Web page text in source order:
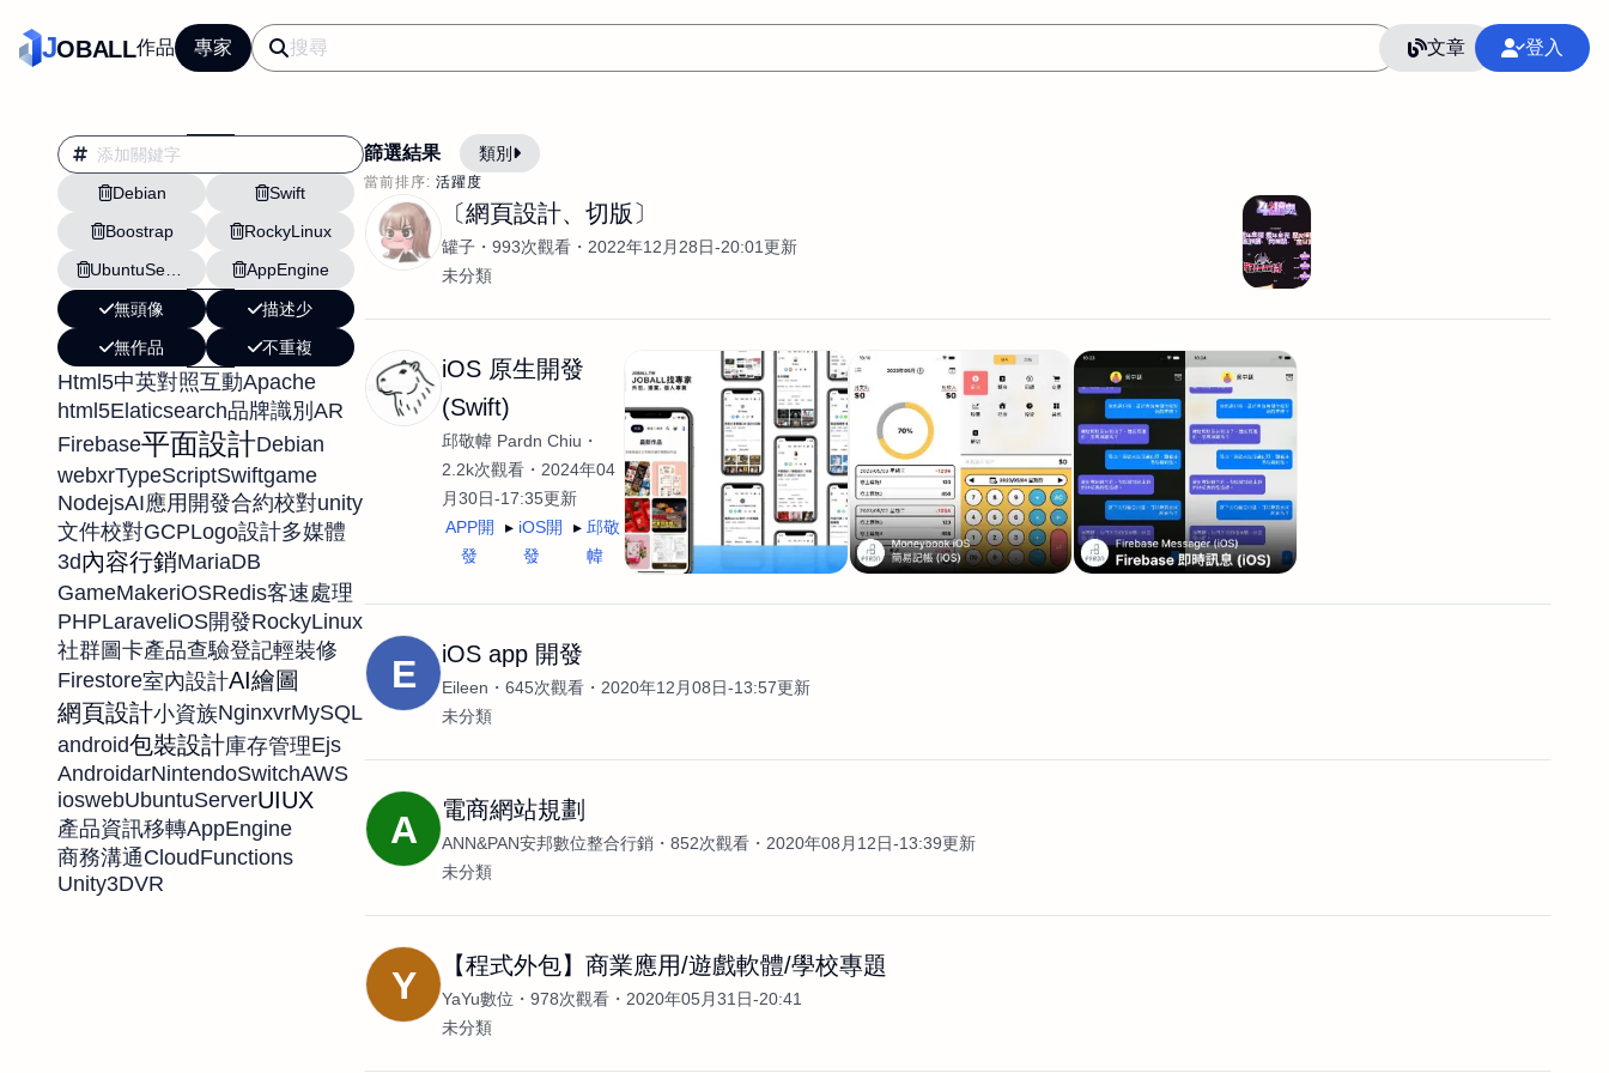
JOBALL作品 專家 文章 登入
Debian
Swift
Boostrap
RockyLinux
AppEngine
無頭像
描述少
無作品
不重複
Html5中英對照互動Apache
html5Elaticsearch品牌識別 AR
Firebase平面設計Debian
webxrTypeScriptSwiftgame
NodejsAI應用開發合約校對unity
文件校對GCPLogo設計多媒體
3d內容行銷MariaDB
GameMakeriOSRedis客速處理
PHPLaraveliOS開發RockyLinux
社群圖卡產品查驗登記輕裝修
Firestore室內設計AI繪圖
網頁設計小資族NginxvrMySQL
android包裝設計庫存管理Ejs
AndroidarNintendoSwitchAWS
ioswebUbuntuServerUIUX
產品資訊移轉AppEngine
商務溝通CloudFunctions
Unity3DVR
篩選結果 類別
當前排序: 活躍度
翻譯 文案 整合行銷公關
影片剪輯
平面設計 平面設計師 AI影片製作 GoogleAnalytics
設計插畫
pt副業 照片後製修圖
文案撰寫翻譯虛擬助手
視覺設計 自我介紹 設計建模渲染 Solidworks 插畫
DM傳單海報平面設計
電商自媒體平面設計 長篇文案短 影片製作 長篇文案 設計 動畫製作
插畫設計
龔之聲 品牌設計 工程製圖 影像製作剪輯調色podcast剪輯 品牌導航專家
戶外vlog 產品設計 遊戲開發 網站架設
〔網頁設計、切版〕
罐子 993次觀看
2022年12月28日-20:01更新
未分類
iOS 原生開發
(Swift)
邱敬幃 Pardn Chiu
2.2k次觀看
2024年04
月30日-17:35更新
APP開
發
iOS開
發
邱敬
幃
E iOS app 開發
Eileen 645次觀看
2020年12月08日-13:57更新
未分類
A 電商網站規劃
ANN&PAN安邦數位整合行銷 852次觀看
2020年08月12日-13:39更新
未分類
Y 【程式外包】商業應用/遊戲軟體/學校專題
YaYu數位 978次觀看
2020年05月31日-20:41
未分類